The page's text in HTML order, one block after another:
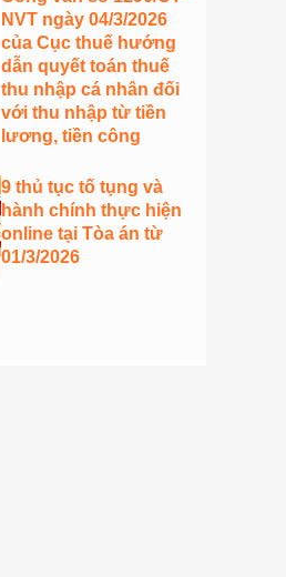
NVT ngày 04/3/2026
của Cục thuế hướng
dẫn quyết toán thuế
thu nhập cá nhân đối
với thu nhập từ tiền
lương, tiền công
9 thủ tục tố tụng và
hành chính thực hiện
online tại Tòa án từ
01/3/2026